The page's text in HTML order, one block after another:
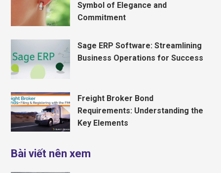
Symbol of Elegance and
Commitment
Sage ERP Software: Streamlining
Business Operations for Success
Freight Broker Bond
Requirements: Understanding the
Key Elements
Bài viết nên xem